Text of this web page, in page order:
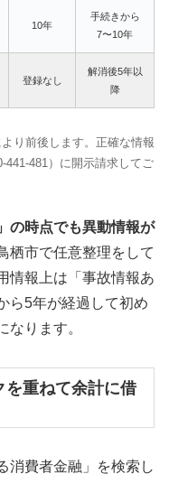
10年
手続きから
7〜10年
登録なし
解消後5年以
降
り前後します。正確な情報
441-481）に開示請求してご
の時点でも異動情報が
栖市で任意整理をして
情報上は「事故情報あ
ら5年が経過して初め
なります。
を重ねて余計に借
消費者金融」を検索し